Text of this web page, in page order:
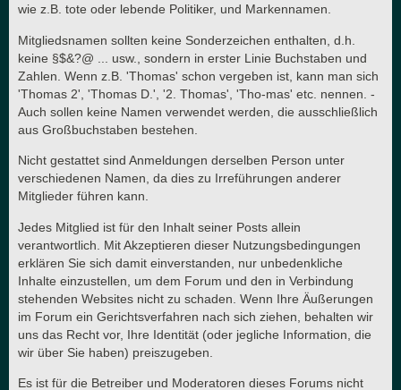
wie z.B. tote oder lebende Politiker, und Markennamen.
Mitgliedsnamen sollten keine Sonderzeichen enthalten, d.h.
keine §$&?@ ... usw., sondern in erster Linie Buchstaben und
Zahlen. Wenn z.B. 'Thomas' schon vergeben ist, kann man sich
'Thomas 2', 'Thomas D.', '2. Thomas', 'Tho-mas' etc. nennen. -
Auch sollen keine Namen verwendet werden, die ausschließlich
aus Großbuchstaben bestehen.
Nicht gestattet sind Anmeldungen derselben Person unter
verschiedenen Namen, da dies zu Irreführungen anderer
Mitglieder führen kann.
Jedes Mitglied ist für den Inhalt seiner Posts allein
verantwortlich. Mit Akzeptieren dieser Nutzungsbedingungen
erklären Sie sich damit einverstanden, nur unbedenkliche
Inhalte einzustellen, um dem Forum und den in Verbindung
stehenden Websites nicht zu schaden. Wenn Ihre Äußerungen
im Forum ein Gerichtsverfahren nach sich ziehen, behalten wir
uns das Recht vor, Ihre Identität (oder jegliche Information, die
wir über Sie haben) preiszugeben.
Es ist für die Betreiber und Moderatoren dieses Forums nicht